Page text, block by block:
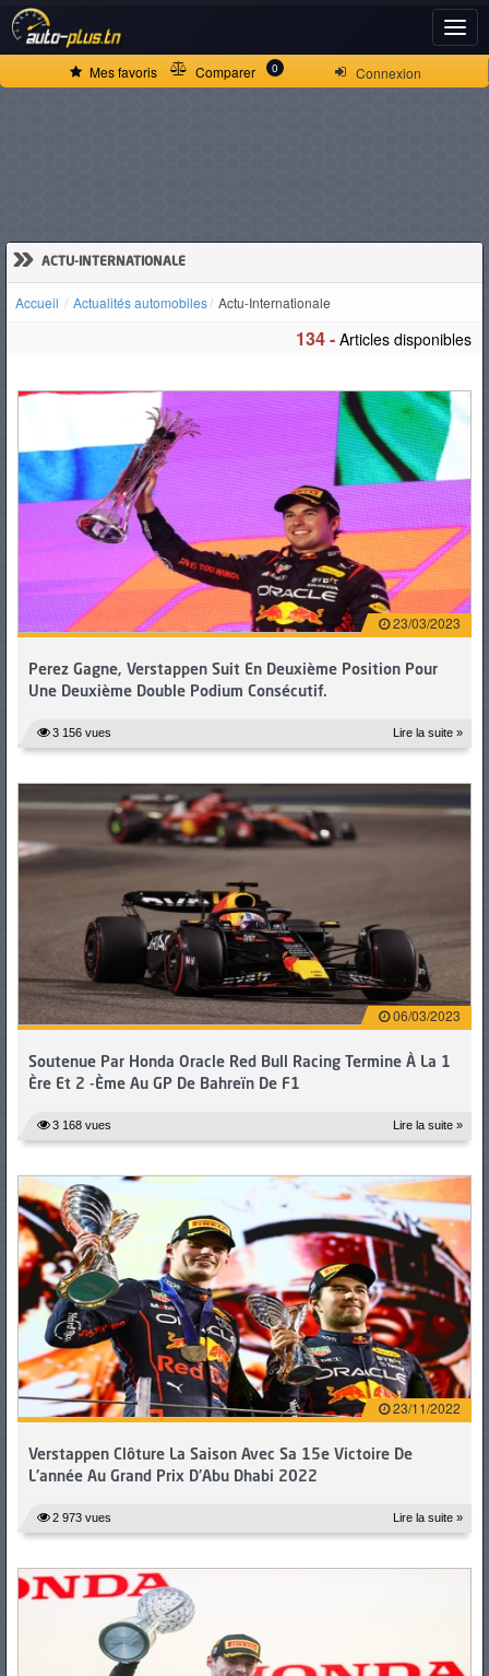
Connexion
Mes favoris Comparer 0
» ACTU-INTERNATIONALE
Accueil Actualités automobiles Actu-Internationale
134 - Articles disponibles
23/03/2023
Perez Gagne, Verstappen Suit En Deuxième Position Pour
Une Deuxième Double Podium Consécutif.
3 156 vues Lire la suite »
06/03/2023
Soutenue Par Honda Oracle Red Bull Racing Termine À La 1
Ère Et 2 -ème Au GP De Bahreïn De F1
3 168 vues Lire la suite »
23/11/2022
Verstappen Clôture La Saison Avec Sa 15e Victoire De
L'année Au Grand Prix D'Abu Dhabi 2022
2 973 vues Lire la suite »
ACCUEIL
CAMIONS